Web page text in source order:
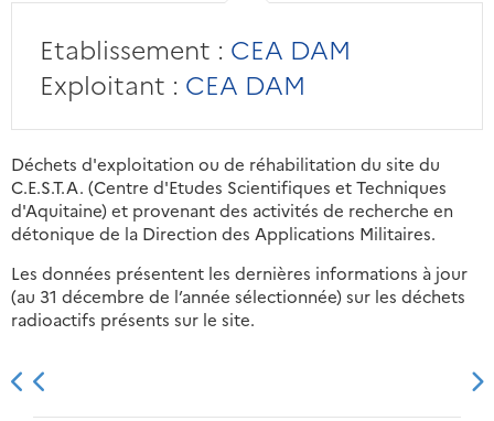
Etablissement : CEA DAM
Exploitant : CEA DAM
Déchets d'exploitation ou de réhabilitation du site du
C.E.S.T.A. (Centre d'Etudes Scientifiques et Techniques
d'Aquitaine) et provenant des activités de recherche en
détonique de la Direction des Applications Militaires.
Les données présentent les dernières informations à jour
(au 31 décembre de l’année sélectionnée) sur les déchets
radioactifs présents sur le site.